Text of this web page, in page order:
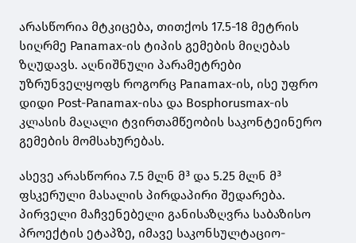
არასწორია მტკიცება, თითქოს 17.5-18 მეტრის
სიღრმე Panamax-ის ტიპის გემების მიღებას
ზღუდავს. აღნიშნული პარამეტრები
უზრუნველყოფს როგორც Panamax-ის, ისე უფრო
დიდი Post-Panamax-ისა და Bosphorusmax-ის
კლასის მაღალი ტვირთამწეობის საკონტეინერო
გემების მომსახურებას.
ასევე არასწორია 7.5 მლნ მ³ და 5.25 მლნ მ³
ფსკერული მასალის პირდაპირი შედარება.
პირველი მაჩვენებელი განისაზღვრა საბაზისო
პროექტის ეტაპზე, იმავე საკონსულტაციო-